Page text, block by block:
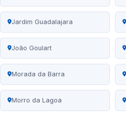
Jardim Guadalajara
João Goulart
Morada da Barra
Morro da Lagoa